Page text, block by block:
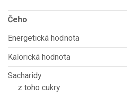
Čeho
Energetická hodnota
Kalorická hodnota
Sacharidy
z toho cukry